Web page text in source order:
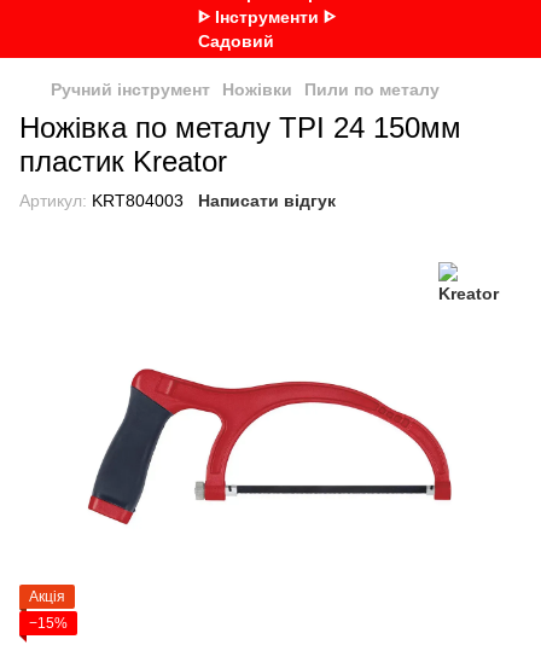
Ручний інструмент Ножівки Пили по металу
Ножівка по металу TPI 24 150мм
пластик Kreator
Артикул: KRT804003 Написати відгук
Акція
−15%